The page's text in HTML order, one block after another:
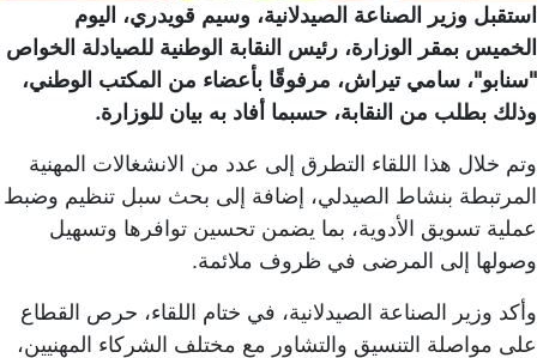
استقبل وزير الصناعة الصيدلانية، وسيم قويدري، اليوم
الخميس بمقر الوزارة، رئيس النقابة الوطنية للصيادلة الخواص
"سنابو"، سامي تيراش، مرفوقًا بأعضاء من المكتب الوطني،
وذلك بطلب من النقابة، حسبما أفاد به بيان للوزارة.
وتم خلال هذا اللقاء التطرق إلى عدد من الانشغالات المهنية
المرتبطة بنشاط الصيدلي، إضافة إلى بحث سبل تنظيم وضبط
عملية تسويق الأدوية، بما يضمن تحسين توافرها وتسهيل
وصولها إلى المرضى في ظروف ملائمة.
وأكد وزير الصناعة الصيدلانية، في ختام اللقاء، حرص القطاع
على مواصلة التنسيق والتشاور مع مختلف الشركاء المهنيين،